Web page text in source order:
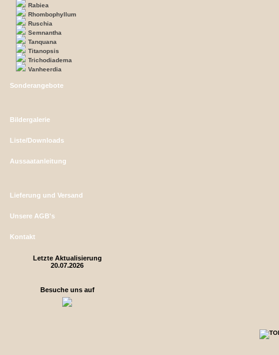
Rabiea
Rhombophyllum
Ruschia
Semnantha
Tanquana
Titanopsis
Trichodiadema
Vanheerdia
Sonderangebote
Bildergalerie
Liste/Downloads
Aussaatanleitung
Lieferung und Versand
Unsere AGB's
Kontakt
Letzte Aktualisierung
20.07.2026
Besuche uns auf